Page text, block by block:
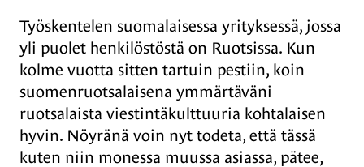
Työskentelen suomalaisessa yrityksessä, jossa
yli puolet henkilöstöstä on Ruotsissa. Kun
kolme vuotta sitten tartuin pestiin, koin
suomenruotsalaisena ymmärtäväni
ruotsalaista viestintäkulttuuria kohtalaisen
hyvin. Nöyränä voin nyt todeta, että tässä
kuten niin monessa muussa asiassa, pätee,